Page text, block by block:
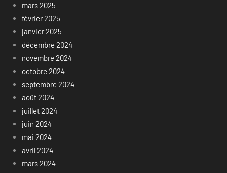
mars 2025
février 2025
janvier 2025
décembre 2024
novembre 2024
octobre 2024
septembre 2024
août 2024
juillet 2024
juin 2024
mai 2024
avril 2024
mars 2024